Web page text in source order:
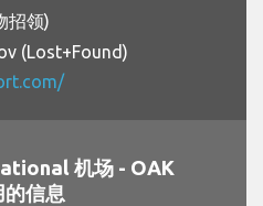
招领)
(Lost+Found)
机场 - OAK
的信息